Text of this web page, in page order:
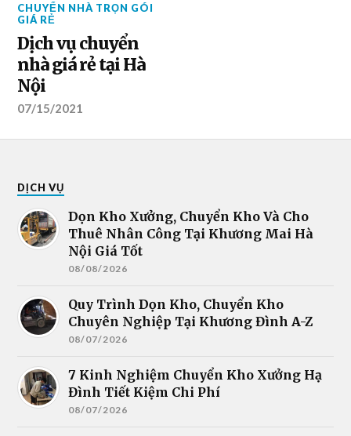
CHUYỂN NHÀ TRỌN GÓI
GIÁ RẺ
Dịch vụ chuyển
nhà giá rẻ tại Hà
Nội
07/15/2021
DỊCH VỤ
Dọn Kho Xưởng, Chuyển Kho Và Cho
Thuê Nhân Công Tại Khương Mai Hà
Nội Giá Tốt
08/08/2026
Quy Trình Dọn Kho, Chuyển Kho
Chuyên Nghiệp Tại Khương Đình A-Z
08/07/2026
7 Kinh Nghiệm Chuyển Kho Xưởng Hạ
Đình Tiết Kiệm Chi Phí
08/07/2026